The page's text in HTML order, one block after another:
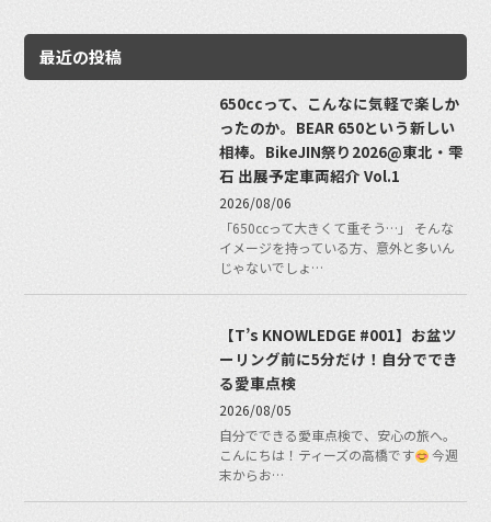
最近の投稿
650ccって、こんなに気軽で楽しか
ったのか。BEAR 650という新しい
相棒。BikeJIN祭り2026@東北・雫
石 出展予定車両紹介 Vol.1
2026/08/06
「650ccって大きくて重そう…」 そんな
イメージを持っている方、意外と多いん
じゃないでしょ…
【T’s KNOWLEDGE #001】お盆ツ
ーリング前に5分だけ！自分ででき
る愛車点検
2026/08/05
自分でできる愛車点検で、安心の旅へ。
こんにちは！ティーズの高橋です
今週
末からお…